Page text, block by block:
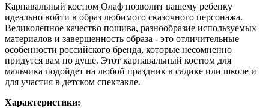
Карнавальный костюм Олаф позволит вашему ребенку
идеально войти в образ любимого сказочного персонажа.
Великолепное качество пошива, разнообразие используемых
материалов и завершенность образа - это отличительные
особенности российского бренда, которые несомненно
придутся вам по душе. Этот карнавальный костюм для
мальчика подойдет на любой праздник в садике или школе и
для участия в детском спектакле.
Характеристики: